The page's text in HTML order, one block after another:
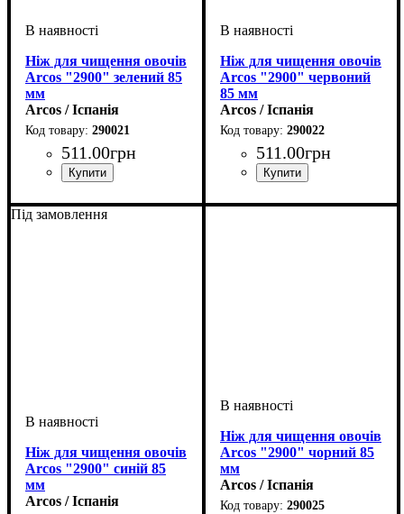
Ніж для чищення овочів
Arcos "2900" зелений 85
мм
Arcos / Іспанія
290021
511.00грн
Ніж для чищення овочів
Arcos "2900" червоний
85 мм
Arcos / Іспанія
290022
511.00грн
Під замовлення
Ніж для чищення овочів
Arcos "2900" синій 85
мм
Arcos / Іспанія
Ніж для чищення овочів
Arcos "2900" чорний 85
мм
Arcos / Іспанія
290025